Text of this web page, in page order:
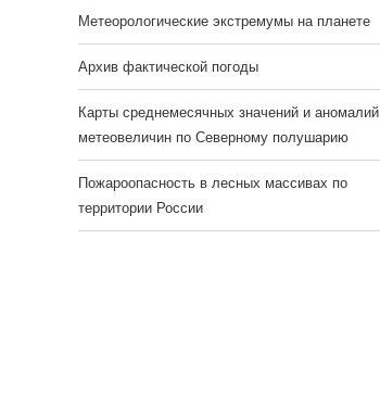
Метеорологические экстремумы на планете
Архив фактической погоды
Карты среднемесячных значений и аномалий
метеовеличин по Северному полушарию
Пожароопасность в лесных массивах по
территории России